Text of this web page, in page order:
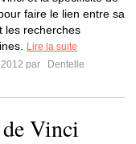
faire le lien entre sa
les recherches
Lire la suite
par
Dentelle
Vinci